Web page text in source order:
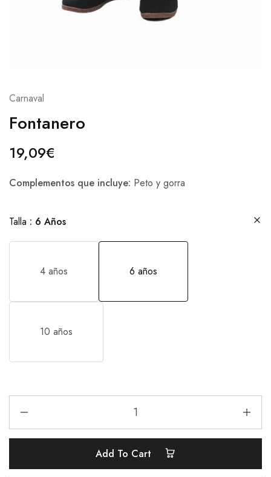
Carnaval
Fontanero
19,09€
Complementos que incluye: Peto y gorra
Talla 6 Años
4 años 6 años
10 años
Add To Cart